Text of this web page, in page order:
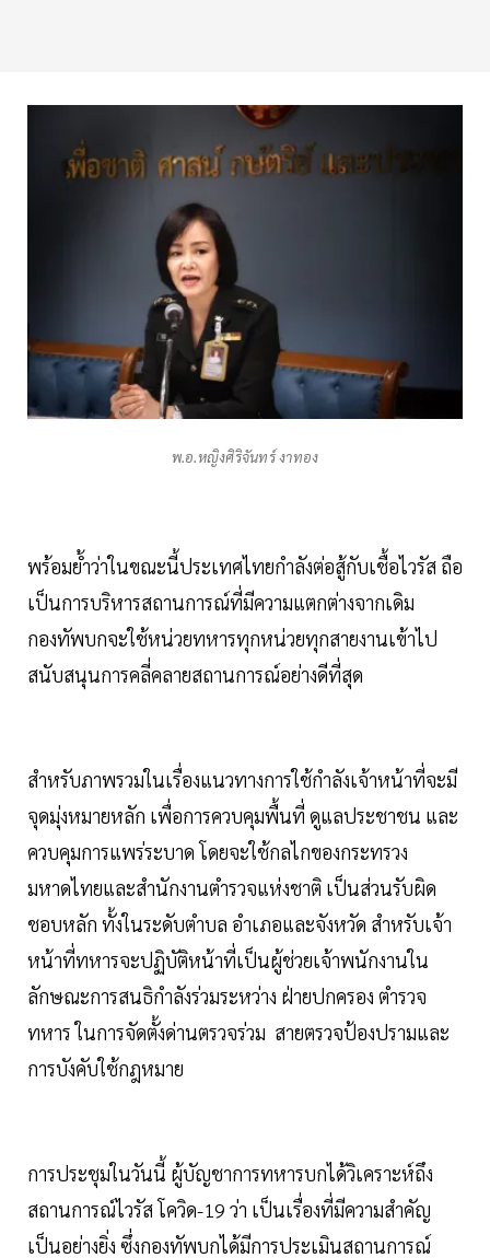
พ.อ.หญิงศิริจันทร์ งาทอง
พร้อมย้ำว่าในขณะนี้ประเทศไทยกำลังต่อสู้กับเชื้อไวรัส ถือ
เป็นการบริหารสถานการณ์ที่มีความแตกต่างจากเดิม
กองทัพบกจะใช้หน่วยทหารทุกหน่วยทุกสายงานเข้าไป
สนับสนุนการคลี่คลายสถานการณ์อย่างดีที่สุด
สำหรับภาพรวมในเรื่องแนวทางการใช้กำลังเจ้าหน้าที่จะมี
จุดมุ่งหมายหลัก เพื่อการควบคุมพื้นที่ ดูแลประชาชน และ
ควบคุมการแพร่ระบาด โดยจะใช้กลไกของกระทรวง
มหาดไทยและสำนักงานตำรวจแห่งชาติ เป็นส่วนรับผิด
ชอบหลัก ทั้งในระดับตำบล อำเภอและจังหวัด สำหรับเจ้า
หน้าที่ทหารจะปฏิบัติหน้าที่เป็นผู้ช่วยเจ้าพนักงานใน
ลักษณะการสนธิกำลังร่วมระหว่าง ฝ่ายปกครอง ตำรวจ
ทหาร ในการจัดตั้งด่านตรวจร่วม สายตรวจป้องปรามและ
การบังคับใช้กฎหมาย
การประชุมในวันนี้ ผู้บัญชาการทหารบกได้วิเคราะห์ถึง
สถานการณ์ไวรัส โควิด-19 ว่า เป็นเรื่องที่มีความสำคัญ
เป็นอย่างยิ่ง ซึ่งกองทัพบกได้มีการประเมินสถานการณ์